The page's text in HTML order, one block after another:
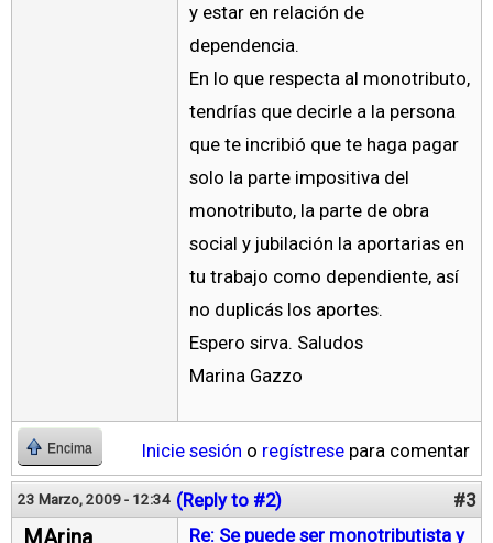
y estar en relación de
dependencia.
En lo que respecta al monotributo,
tendrías que decirle a la persona
que te incribió que te haga pagar
solo la parte impositiva del
monotributo, la parte de obra
social y jubilación la aportarias en
tu trabajo como dependiente, así
no duplicás los aportes.
Espero sirva. Saludos
Marina Gazzo
Encima Inicie sesión o regístrese para comentar
23 Marzo, 2009 - 12:34 (Reply to #2) #3
MArina
Re: Se puede ser monotributista y